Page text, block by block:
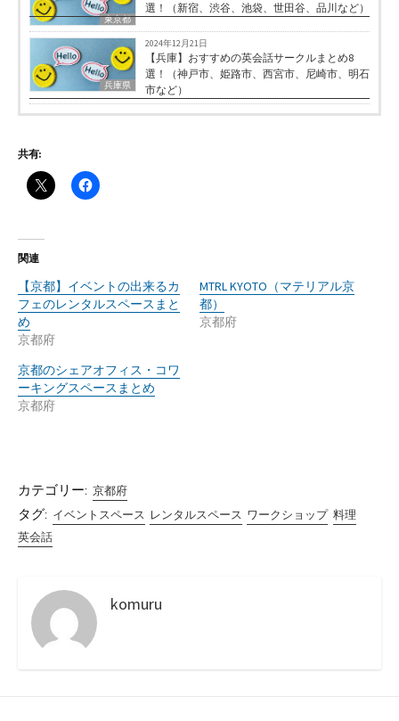
東京都
選！（新宿、渋谷、池袋、世田谷、品川など）
兵庫県
2024年12月21日
【兵庫】おすすめの英会話サークルまとめ8
選！（神戸市、姫路市、西宮市、尼崎市、明石
市など）
共有:
関連
【京都】イベントの出来るカ
フェのレンタルスペースまと
め
京都府
MTRL KYOTO（マテリアル京
都）
京都府
京都のシェアオフィス・コワ
ーキングスペースまとめ
京都府
カテゴリー: 京都府
タグ: イベントスペース レンタルスペース ワークショップ 料理
英会話
komuru